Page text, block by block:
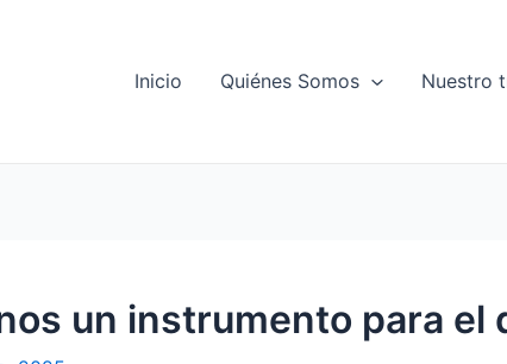
Inicio Quiénes Somos Nuestro
un instrumento para el